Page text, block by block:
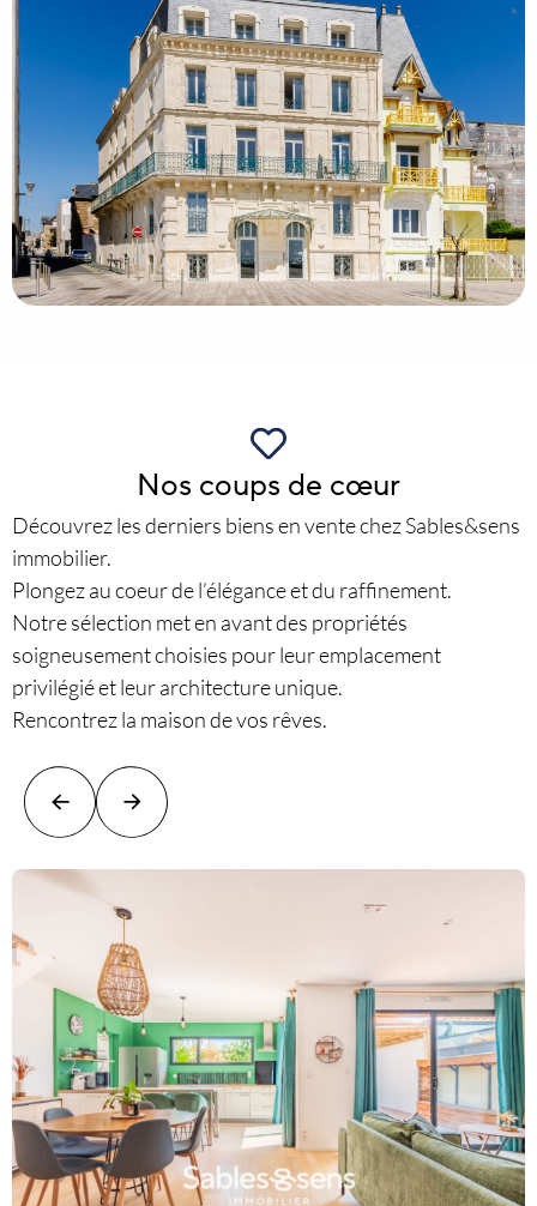
Nos coups de cœur
Découvrez les derniers biens en vente chez Sables&sens
immobilier.
Plongez au coeur de l’élégance et du raffinement.
Notre sélection met en avant des propriétés
soigneusement choisies pour leur emplacement
privilégié et leur architecture unique.
Rencontrez la maison de vos rêves.